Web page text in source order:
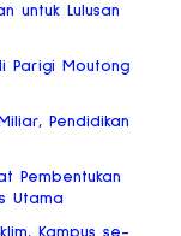
untuk Lulusan
Parigi Moutong
Pendidikan
Pembentukan
Utama